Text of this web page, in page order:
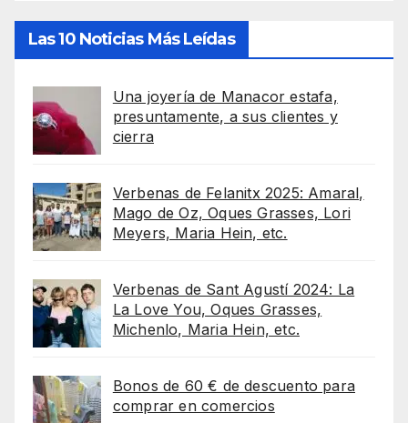
Las 10 Noticias Más Leídas
Una joyería de Manacor estafa,
presuntamente, a sus clientes y
cierra
Verbenas de Felanitx 2025: Amaral,
Mago de Oz, Oques Grasses, Lori
Meyers, Maria Hein, etc.
Verbenas de Sant Agustí 2024: La
La Love You, Oques Grasses,
Michenlo, Maria Hein, etc.
Bonos de 60 € de descuento para
comprar en comercios